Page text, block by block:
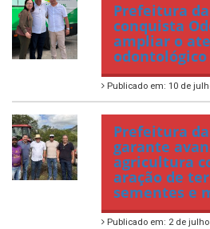
Prefeitura
conquista
ampliar o
odontológico
Publicado em: 10 de
Prefeitura
garante
agricultura
aração de
sementes e
Publicado em: 2 de